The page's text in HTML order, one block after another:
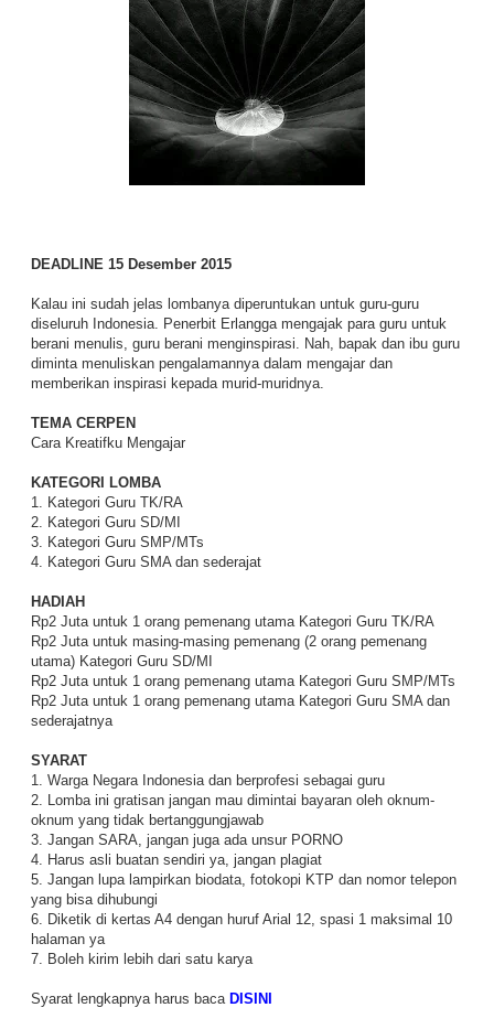
DEADLINE 15 Desember 2015
Kalau ini sudah jelas lombanya diperuntukan untuk guru-guru
diseluruh Indonesia. Penerbit Erlangga mengajak para guru untuk
berani menulis, guru berani menginspirasi. Nah, bapak dan ibu guru
diminta menuliskan pengalamannya dalam mengajar dan
memberikan inspirasi kepada murid-muridnya.
TEMA CERPEN
Cara Kreatifku Mengajar
KATEGORI LOMBA
1. Kategori Guru TK/RA
2. Kategori Guru SD/MI
3. Kategori Guru SMP/MTs
4. Kategori Guru SMA dan sederajat
HADIAH
Rp2 Juta untuk 1 orang pemenang utama Kategori Guru TK/RA
Rp2 Juta untuk masing-masing pemenang (2 orang pemenang
utama) Kategori Guru SD/MI
Rp2 Juta untuk 1 orang pemenang utama Kategori Guru SMP/MTs
Rp2 Juta untuk 1 orang pemenang utama Kategori Guru SMA dan
sederajatnya
SYARAT
1. Warga Negara Indonesia dan berprofesi sebagai guru
2. Lomba ini gratisan jangan mau dimintai bayaran oleh oknum-
oknum yang tidak bertanggungjawab
3. Jangan SARA, jangan juga ada unsur PORNO
4. Harus asli buatan sendiri ya, jangan plagiat
5. Jangan lupa lampirkan biodata, fotokopi KTP dan nomor telepon
yang bisa dihubungi
6. Diketik di kertas A4 dengan huruf Arial 12, spasi 1 maksimal 10
halaman ya
7. Boleh kirim lebih dari satu karya
Syarat lengkapnya harus baca DISINI